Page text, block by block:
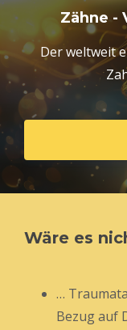
Zähne -
Der weltweit
Wäre es
…
Bezug auf